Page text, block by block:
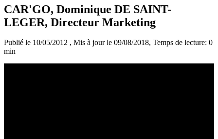
CAR'GO, Dominique DE SAINT-
LEGER, Directeur Marketing
Publié le 10/05/2012 , Mis à jour le 09/08/2018, Temps de lecture: 0
min